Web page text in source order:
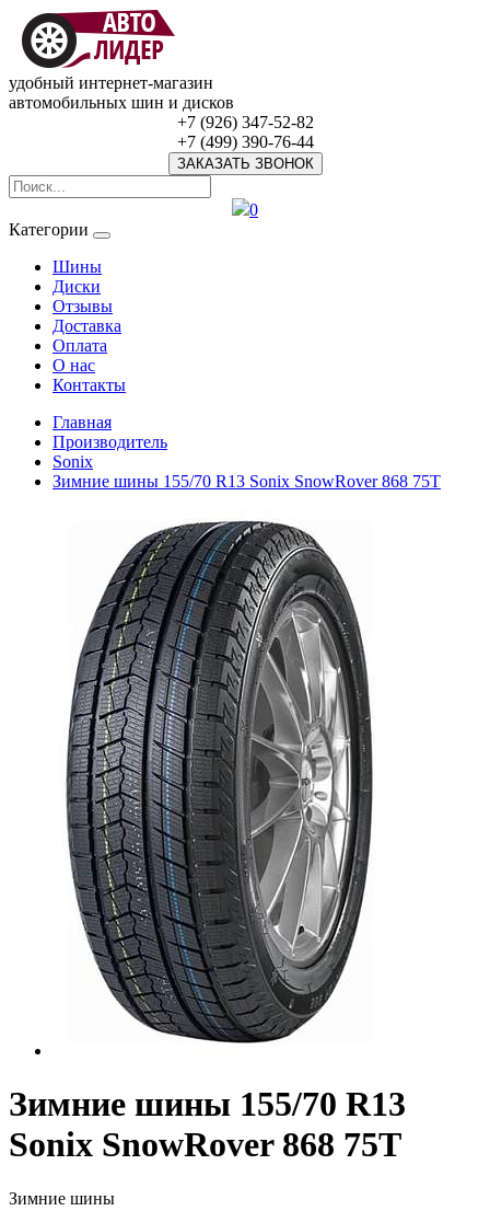
удобный интернет-магазин
автомобильных шин и дисков
+7 (926) 347-52-82
+7 (499) 390-76-44
ЗАКАЗАТЬ ЗВОНОК
0
Категории
Шины
Диски
Отзывы
Доставка
Оплата
О нас
Контакты
Главная
Производитель
Sonix
Зимние шины 155/70 R13 Sonix SnowRover 868 75T
Зимние шины 155/70 R13
Sonix SnowRover 868 75T
Зимние шины